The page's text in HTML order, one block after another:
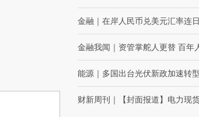
金融 ｜ 在岸人民币兑美元汇率连
金融我闻 ｜ 资管掌舵人更替 百年
能源 ｜ 多国出台光伏新政加速转型
财新周刊 ｜ 【封面报道】电力现